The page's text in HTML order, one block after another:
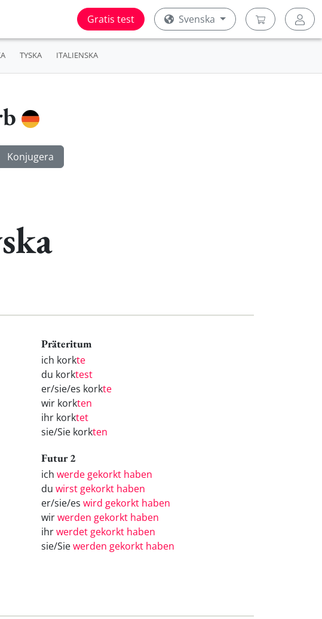
Gratis test Svenska
TYSKA ITALIENSKA
Präteritum
ich korkte
du korktest
er/sie/es korkte
wir korkten
ihr korktet
sie/Sie korkten
Futur 2
ich werde gekorkt haben
du wirst gekorkt haben
er/sie/es wird gekorkt haben
wirwerden gekorkt haben
ihrwerdet gekorkt haben
sie/Siewerden gekorkt haben